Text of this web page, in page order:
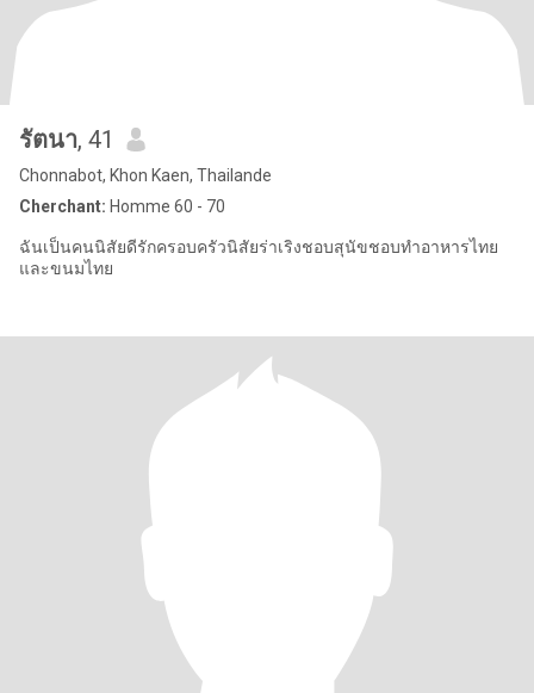
รัตนา, 41
Chonnabot, Khon Kaen, Thailande
Cherchant: Homme 60 - 70
ฉันเป็นคนนิสัยดีรักครอบครัวนิสัยร่าเริงชอบสุนัขชอบทำอาหารไทย
และขนมไทย